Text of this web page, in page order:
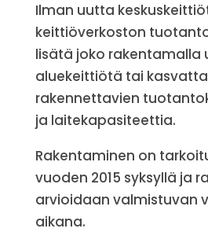
Ilman uutta
keittiöverkoston
lisätä joko rakentamalla
aluekeittiötä tai
rakennettavien
ja laitekapasiteettia.
Rakentaminen on
vuoden 2015 syksyllä ja
arvioidaan valmistuvan
aikana.